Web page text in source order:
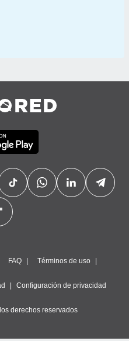
FAQ Términos de uso
Configuración de privacidad
derechos reservados